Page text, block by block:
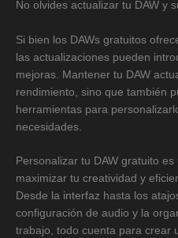
No olvides actualizar tu DAW y
Si bien los DAWs gratuitos
las actualizaciones pueden
mejoras. Mantener tu DAW
rendimiento, sino que también
herramientas para
necesidades.
Personalizar tu DAW gratuito
maximizar tu creatividad y
Desde la interfaz hasta los
configuración de audio y la
trabajo, todo cuenta para crear